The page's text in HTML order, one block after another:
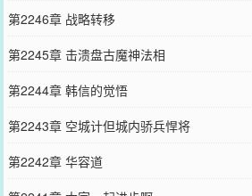
第2246章 战略转移
第2245章 击溃盘古魔神法相
第2244章 韩信的觉悟
第2243章 空城计但城内骄兵悍将
第2242章 华容道